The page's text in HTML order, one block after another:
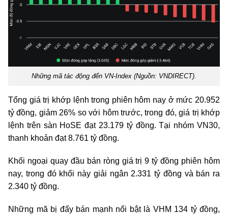
Những mã tác động đến VN-Index (Nguồn: VNDIRECT).
Tổng giá trị khớp lệnh trong phiên hôm nay ở mức 20.952
tỷ đồng, giảm 26% so với hôm trước, trong đó, giá trị khớp
lệnh trên sàn HoSE đạt 23.179 tỷ đồng. Tại nhóm VN30,
thanh khoản đạt 8.761 tỷ đồng.
Khối ngoại quay đầu bán ròng giá trị 9 tỷ đồng phiên hôm
nay, trong đó khối này giải ngân 2.331 tỷ đồng và bán ra
2.340 tỷ đồng.
Những mã bị đẩy bán mạnh nổi bật là VHM 134 tỷ đồng,